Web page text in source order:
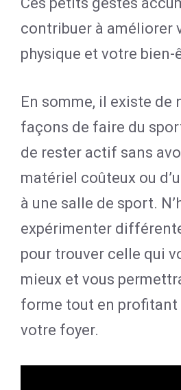
contribuer à améliorer
physique et votre bien-
En somme, il existe de
façons de faire du
de rester actif sans
matériel coûteux ou
à une salle de sport.
expérimenter
pour trouver celle qui
mieux et vous
forme tout en
votre foyer.